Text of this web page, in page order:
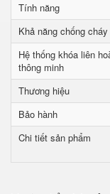
Tính năng
Khả năng chống cháy
Hệ thống khóa liên
thông minh
Thương hiệu
Bảo hành
Chi tiết sản phẩm